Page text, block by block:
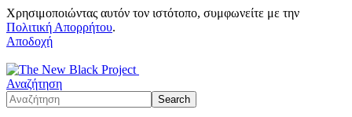
Χρησιμοποιώντας αυτόν τον ιστότοπο, συμφωνείτε με την
Πολιτική Απορρήτου.
Αποδοχή
Αναζήτηση